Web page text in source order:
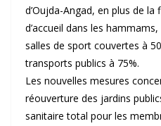
d’Oujda-Angad, en plus de
d’accueil dans les
salles de sport couvertes à
transports publics à 75%.
Les nouvelles mesures
réouverture des jardins
sanitaire total pour les